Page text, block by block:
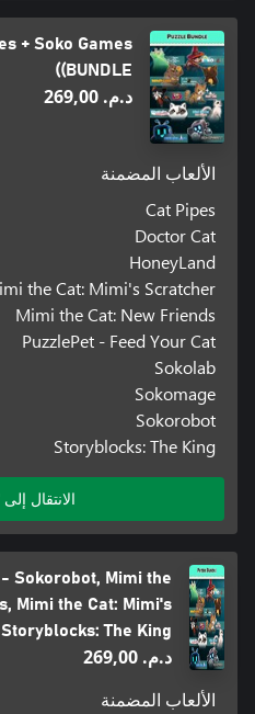
+ Soko Games
(BUNDLE)
د.م.‏ 269,00
الألعاب المضمنة
Cat Pipes
Doctor Cat
HoneyLand
the Cat: Mimi's Scratcher
Mimi the Cat: New Friends
PuzzlePet - Feed Your Cat
Sokolab
Sokomage
Sokorobot
Storyblocks: The King
الانتقال
Sokorobot, Mimi the
Mimi the Cat: Mimi's
The King
د.م.‏ 269,00
الألعاب المضمنة